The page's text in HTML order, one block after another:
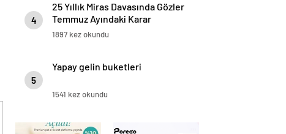
4
25 Yıllık Miras Davasında Gözler
Temmuz Ayındaki Karar
Duruşmasına Çevrildi
1897 kez okundu
5
Yapay gelin buketleri
1541 kez okundu